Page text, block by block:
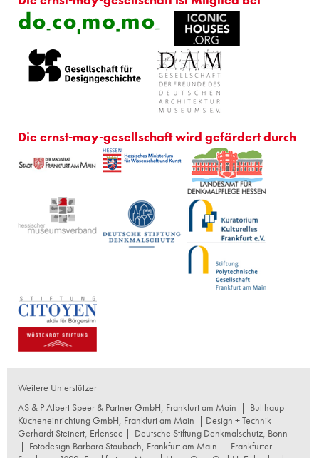
Die ernst-may-gesellschaft wird gefördert durch
Weitere Unterstützer
AS & P Albert Speer & Partner GmbH, Frankfurt am Main | Bulthaup
Kücheneinrichtung GmbH, Frankfurt am Main | Design + Technik
Gerhardt Steinert, Erlensee | Deutsche Stiftung Denkmalschutz, Bonn
| Fotodesign Barbara Staubach, Frankfurt am Main | Frankfurter